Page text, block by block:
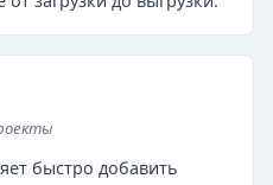
быстро добавить